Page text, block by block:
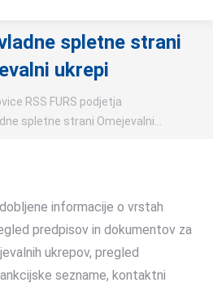
spletne strani
ukrepi
RSS FURS podjetja
spletne strani Omejevalni…
informacije o vrstah
predpisov in dokumentov za
ukrepov, pregled
sezname, kontaktni